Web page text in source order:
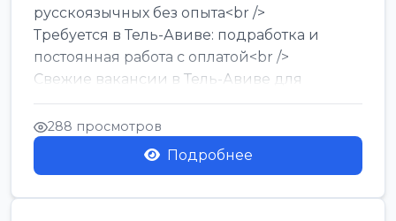
русскоязычных без опыта<br />
Требуется в Тель-Авиве: подработка и
постоянная работа с оплатой<br />
Свежие вакансии в Тель-Авиве для
мужчин и женщин от хозя...
288 просмотров
Подробнее